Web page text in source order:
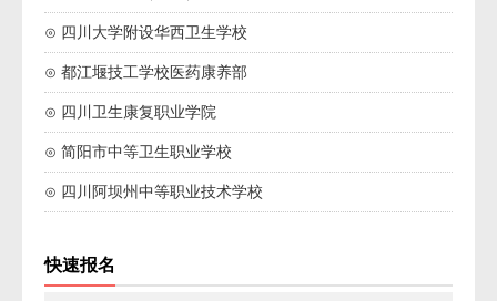
⊙ 四川大学附设华西卫生学校
⊙ 都江堰技工学校医药康养部
⊙ 四川卫生康复职业学院
⊙ 简阳市中等卫生职业学校
⊙ 四川阿坝州中等职业技术学校
快速报名